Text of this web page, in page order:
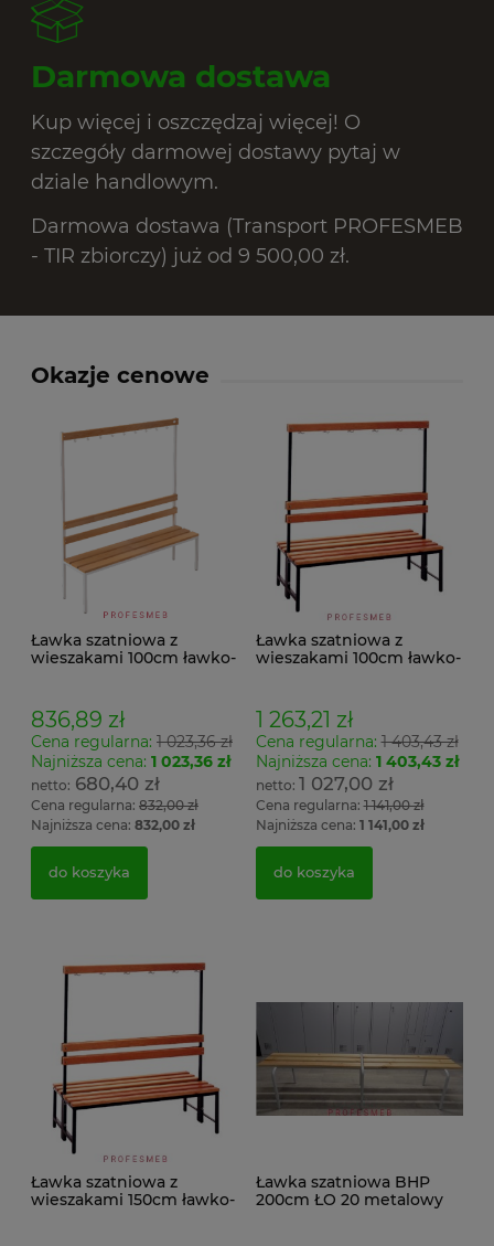
Darmowa dostawa
Kup więcej i oszczędzaj więcej! O
szczegóły darmowej dostawy pytaj w
dziale handlowym.
Darmowa dostawa (Transport PROFESMEB
- TIR zbiorczy) już od 9 500,00 zł.
Okazje cenowe
Ławka szatniowa z
wieszakami 100cm ławko-
836,89 zł
Cena regularna: 1 023,36 zł
Najniższa cena: 1 023,36 zł
680,40 zł
Cena regularna: 832,00 zł
Najniższa cena: 832,00 zł
do koszyka
Ławka szatniowa z
wieszakami 100cm ławko-
1 263,21 zł
Cena regularna:1 403,43 zł
Najniższa cena: 1 403,43 zł
1 027,00 zł
Cena regularna:1 141,00 zł
Najniższa cena: 1 141,00 zł
do koszyka
Ławka szatniowa z
wieszakami 150cm ławko-
Ławka szatniowa BHP
200cm ŁO 20 metalowy